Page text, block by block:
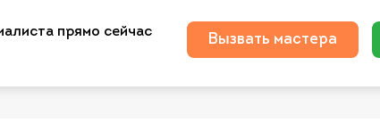
прямо сейчас
Вызвать мастера